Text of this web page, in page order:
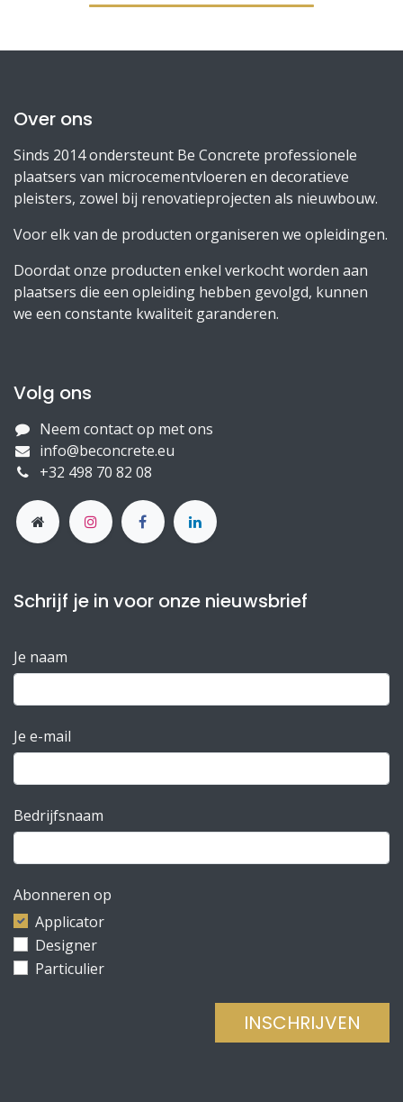
Over ons
Sinds 2014 ondersteunt Be Concrete professionele
plaatsers van microcementvloeren en decoratieve
pleisters, zowel bij renovatieprojecten als nieuwbouw.
Voor elk van de producten organiseren we opleidingen.
Doordat onze producten enkel verkocht worden aan
plaatsers die een opleiding hebben gevolgd, kunnen
we een constante kwaliteit garanderen.
Volg ons
Neem contact op met ons
info@beconcrete.eu
+32 498 70 82 08
Schrijf je in voor onze nieuwsbrief
Je naam
Je e-mail
Bedrijfsnaam
Abonneren op
Applicator
Designer
Particulier
INSCHRIJVEN